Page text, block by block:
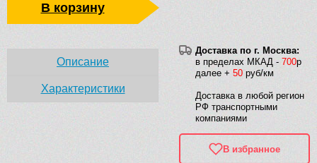
В корзину
Доставка по г. Москва:
в пределах МКАД - 700р
далее + 50 руб/км
Доставка в любой регион
РФ транспортными
компаниями
В избранное
Описание
Характеристики